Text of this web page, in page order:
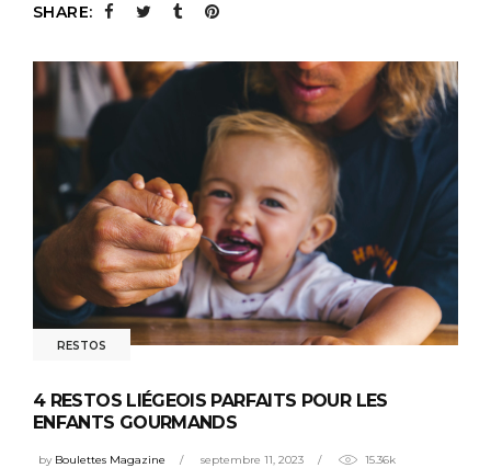
SHARE:
RESTOS
4 RESTOS LIÉGEOIS PARFAITS POUR LES
ENFANTS GOURMANDS
by Boulettes Magazine septembre 11, 2023 15.36k